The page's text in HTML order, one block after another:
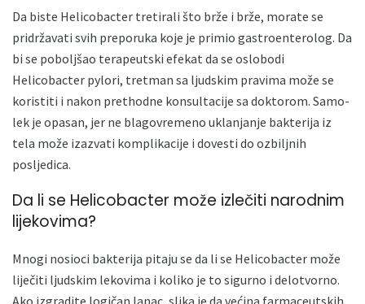
Da biste Helicobacter tretirali što brže i brže, morate se
pridržavati svih preporuka koje je primio gastroenterolog. Da
bi se poboljšao terapeutski efekat da se oslobodi
Helicobacter pylori, tretman sa ljudskim pravima može se
koristiti i nakon prethodne konsultacije sa doktorom. Samo-
lek je opasan, jer ne blagovremeno uklanjanje bakterija iz
tela može izazvati komplikacije i dovesti do ozbiljnih
posljedica.
Da li se Helicobacter može izlečiti narodnim
lijekovima?
Mnogi nosioci bakterija pitaju se da li se Helicobacter može
liječiti ljudskim lekovima i koliko je to sigurno i delotvorno.
Ako izgradite logičan lanac, slika je da većina farmaceutskih